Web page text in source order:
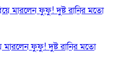
মারলেন ফুফু! দুষ্ট রানির মতো